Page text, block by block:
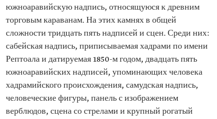
южноаравийскую надпись, относящуюся к древним
торговым караванам. На этих камнях в общей
сложности тридцать пять надписей и сцен. Среди них:
сабейская надпись, приписываемая хадрами по имени
Рептоала и датируемая 1850-м годом, двадцать пять
южноаравийских надписей, упоминающих человека
хадрамийского происхождения, самудская надпись,
человеческие фигуры, панель с изображением
верблюдов, сцена со стрелами и крупный рогатый